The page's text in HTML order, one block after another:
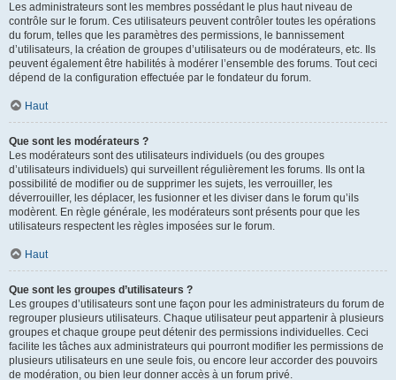
Les administrateurs sont les membres possédant le plus haut niveau de
contrôle sur le forum. Ces utilisateurs peuvent contrôler toutes les opérations
du forum, telles que les paramètres des permissions, le bannissement
d’utilisateurs, la création de groupes d’utilisateurs ou de modérateurs, etc. Ils
peuvent également être habilités à modérer l’ensemble des forums. Tout ceci
dépend de la configuration effectuée par le fondateur du forum.
Haut
Que sont les modérateurs ?
Les modérateurs sont des utilisateurs individuels (ou des groupes
d’utilisateurs individuels) qui surveillent régulièrement les forums. Ils ont la
possibilité de modifier ou de supprimer les sujets, les verrouiller, les
déverrouiller, les déplacer, les fusionner et les diviser dans le forum qu’ils
modèrent. En règle générale, les modérateurs sont présents pour que les
utilisateurs respectent les règles imposées sur le forum.
Haut
Que sont les groupes d’utilisateurs ?
Les groupes d’utilisateurs sont une façon pour les administrateurs du forum de
regrouper plusieurs utilisateurs. Chaque utilisateur peut appartenir à plusieurs
groupes et chaque groupe peut détenir des permissions individuelles. Ceci
facilite les tâches aux administrateurs qui pourront modifier les permissions de
plusieurs utilisateurs en une seule fois, ou encore leur accorder des pouvoirs
de modération, ou bien leur donner accès à un forum privé.